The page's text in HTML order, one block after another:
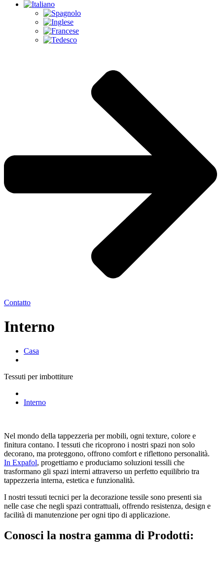
Contatto
Interno
Casa
Tessuti per imbottiture
Interno
Nel mondo della tappezzeria per mobili, ogni texture, colore e
finitura contano. I tessuti che ricoprono i nostri spazi non solo
decorano, ma proteggono, offrono comfort e riflettono personalità.
In Expafol, progettiamo e produciamo soluzioni tessili che
trasformano gli spazi interni attraverso un perfetto equilibrio tra
tappezzeria interna, estetica e funzionalità.
I nostri tessuti tecnici per la decorazione tessile sono presenti sia
nelle case che negli spazi contrattuali, offrendo resistenza, design e
facilità di manutenzione per ogni tipo di applicazione.
Conosci la nostra gamma di Prodotti: